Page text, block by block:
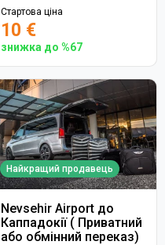
Стартова ціна
10 €
знижка до %67
Найкращий продавець
Nevsehir Airport до
Каппадокії ( Приватний
або обмінний переказ)